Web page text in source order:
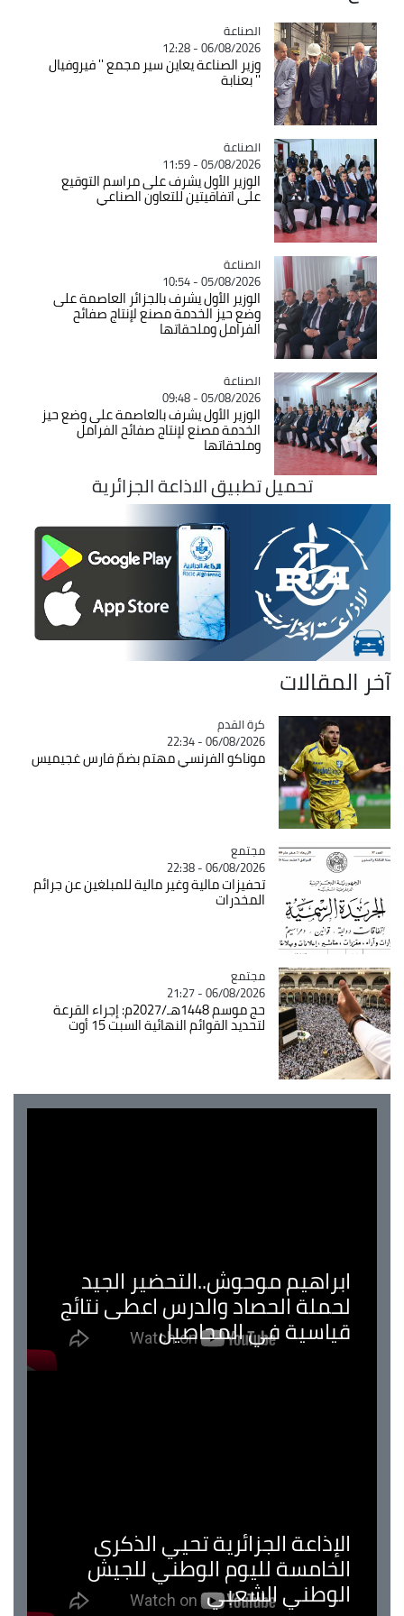
Catégorie
الصناعة
06/08/2026 - 12:28
وزير الصناعة يعاين سير مجمع '' فيروفيال
'' بعنابة
Catégorie
الصناعة
05/08/2026 - 11:59
الوزير الأول يشرف على مراسم التوقيع
على اتفاقيتين للتعاون الصناعي
Catégorie
الصناعة
05/08/2026 - 10:54
الوزير الأول يشرف بالجزائر العاصمة على
وضع حيز الخدمة مصنع لإنتاج صفائح
الفرامل وملحقاتها
Catégorie
الصناعة
05/08/2026 - 09:48
الوزير الأول يشرف بالعاصمة على وضع حيز
الخدمة مصنع لإنتاج صفائح الفرامل
وملحقاتها
تحميل تطبيق الاذاعة الجزائرية
آخر المقالات
Catégorie
كرة القدم
06/08/2026 - 22:34
موناكو الفرنسي مهتم بضمّ فارس غجيميس
Catégorie
مجتمع
06/08/2026 - 22:38
تحفيزات مالية وغير مالية للمبلغين عن جرائم
المخدرات
Catégorie
مجتمع
06/08/2026 - 21:27
حج موسم 1448هـ/2027م: إجراء القرعة
لتحديد القوائم النهائية السبت 15 أوت
ابراهيم موحوش..التحضير الجيد
لحملة الحصاد والدرس اعطى نتائج
قياسية في المحاصيل
الإذاعة الجزائرية تحيي الذكرى
الخامسة لليوم الوطني للجيش
الوطني الشعبي